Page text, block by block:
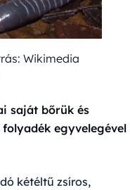
Wikimedia
saját bőrük és
egyvelegével
kétéltű zsíros,